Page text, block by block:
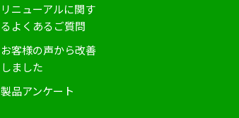
リニューアルに関す
るよくあるご質問
お客様の声から改善
しました
製品アンケート